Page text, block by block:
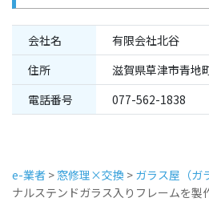
会社名
有限会社北谷
住所
滋賀県草津市青地
電話番号
077-562-1838
e-業者 > 窓修理×交換 > ガラス屋（ガ
ナルステンドガラス入りフレームを製